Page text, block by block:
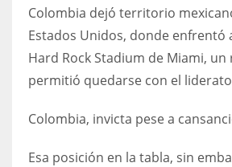
MIA
17
DAL
Colombia dejó territorio
Estados Unidos, donde enfrentó
Hard Rock Stadium de Miami,
permitió quedarse con el
Colombia, invicta pese a
Esa posición en la tabla, sin